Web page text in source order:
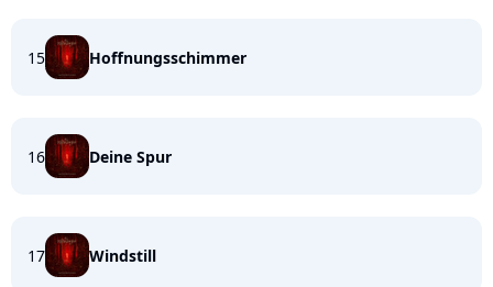
15 Hoffnungsschimmer
16 Deine Spur
17 Windstill